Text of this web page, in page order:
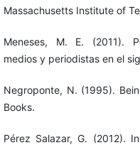
Massachusetts Institute of
Meneses, M. E. (2011).
medios y periodistas en el
Negroponte, N. (1995).
Books.
Pérez Salazar, G. (2012).